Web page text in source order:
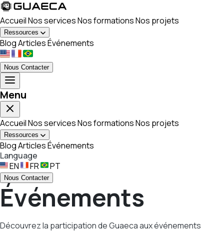
AccueilNos servicesNos formationsNos projets
Ressources
BlogArticlesÉvénements
Nous Contacter
Menu
AccueilNos servicesNos formationsNos projets
Ressources
BlogArticlesÉvénements
Language
EN
FR PT
Nous Contacter
Événements
Découvrez la participation de Guaeca aux événements